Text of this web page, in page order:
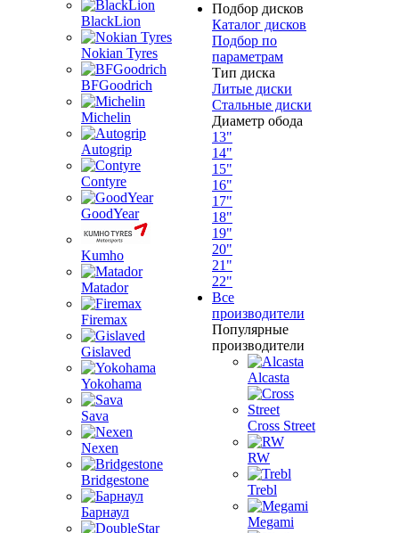
BlackLion
Nokian Tyres
BFGoodrich
Michelin
Autogrip
Contyre
GoodYear
Kumho
Matador
Firemax
Gislaved
Yokohama
Sava
Nexen
Bridgestone
Барнаул
Подбор дисков
Каталог дисков
Подбор по
параметрам
Тип диска
Литые диски
Стальные диски
Диаметр обода
13"
14"
15"
16"
17"
18"
19"
20"
21"
22"
Все
производители
Популярные
производители
Alcasta
Cross Street
RW
Trebl
Megami